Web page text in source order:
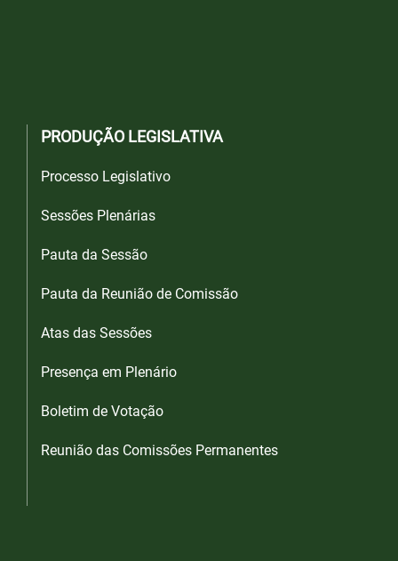
PRODUÇÃO LEGISLATIVA
Processo Legislativo
Sessões Plenárias
Pauta da Sessão
Pauta da Reunião de Comissão
Atas das Sessões
Presença em Plenário
Boletim de Votação
Reunião das Comissões Permanentes